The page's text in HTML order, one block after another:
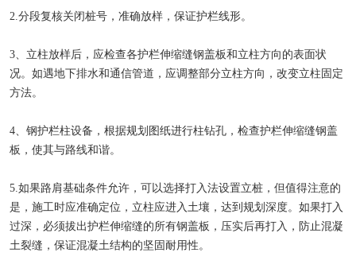
2.分段复核关闭桩号，准确放样，保证护栏线形。
3、立柱放样后，应检查各护栏伸缩缝钢盖板和立柱方向的表面状
况。如遇地下排水和通信管道，应调整部分立柱方向，改变立柱固定
方法。
4、钢护栏柱设备，根据规划图纸进行柱钻孔，检查护栏伸缩缝钢盖
板，使其与路线和谐。
5.如果路肩基础条件允许，可以选择打入法设置立桩，但值得注意的
是，施工时应准确定位，立柱应进入土壤，达到规划深度。如果打入
过深，必须拔出护栏伸缩缝的所有钢盖板，压实后再打入，防止混凝
土裂缝，保证混凝土结构的坚固耐用性。